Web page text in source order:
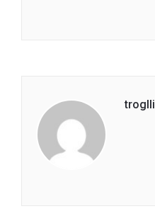
troglli